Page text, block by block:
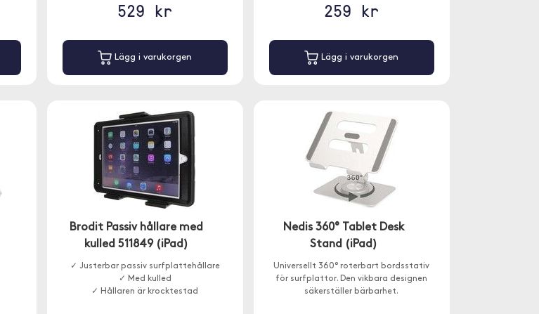
529 kr
Lägg i varukorgen
259 kr
Lägg i varukorgen
Brodit Passiv hållare med
kulled 511849 (iPad)
✓ Justerbar passiv surfplattehållare
✓ Med kulled
✓ Hållaren är krocktestad
Nedis 360° Tablet Desk
Stand (iPad)
Universellt 360° roterbart bordsstativ
för surfplattor. Den vikbara designen
säkerställer bärbarhet.